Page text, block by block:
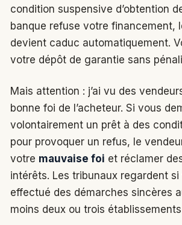
condition suspensive d’obtention
banque refuse votre financement,
devient caduc automatiquement.
votre dépôt de garantie sans
Mais attention : j’ai vu des
bonne foi de l’acheteur. Si vous
volontairement un prêt à des
pour provoquer un refus, le
votre mauvaise foi et réclamer
intérêts. Les tribunaux regardent
effectué des démarches sincères
moins deux ou trois